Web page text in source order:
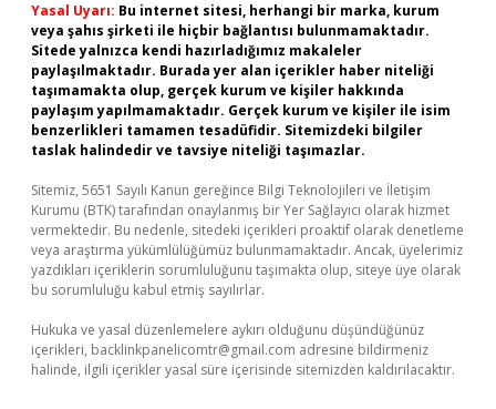
Yasal Uyarı: Bu internet sitesi, herhangi bir marka, kurum
veya şahıs şirketi ile hiçbir bağlantısı bulunmamaktadır.
Sitede yalnızca kendi hazırladığımız makaleler
paylaşılmaktadır. Burada yer alan içerikler haber niteliği
taşımamakta olup, gerçek kurum ve kişiler hakkında
paylaşım yapılmamaktadır. Gerçek kurum ve kişiler ile isim
benzerlikleri tamamen tesadüfidir. Sitemizdeki bilgiler
taslak halindedir ve tavsiye niteliği taşımazlar.
Sitemiz, 5651 Sayılı Kanun gereğince Bilgi Teknolojileri ve İletişim
Kurumu (BTK) tarafından onaylanmış bir Yer Sağlayıcı olarak hizmet
vermektedir. Bu nedenle, sitedeki içerikleri proaktif olarak denetleme
veya araştırma yükümlülüğümüz bulunmamaktadır. Ancak, üyelerimiz
yazdıkları içeriklerin sorumluluğunu taşımakta olup, siteye üye olarak
bu sorumluluğu kabul etmiş sayılırlar.
Hukuka ve yasal düzenlemelere aykırı olduğunu düşündüğünüz
içerikleri, backlinkpanelicomtr@gmail.com adresine bildirmeniz
halinde, ilgili içerikler yasal süre içerisinde sitemizden kaldırılacaktır.